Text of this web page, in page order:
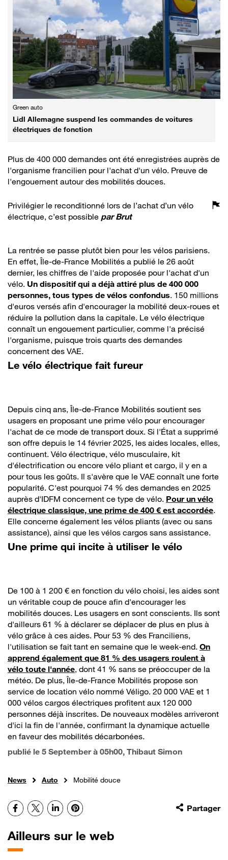
Green auto
Lidl Allemagne suspend les commandes de voitures
électriques de fonction
Plus de 400 000 demandes ont été enregistrées auprès de
l'organisme francilien pour l'achat d'un vélo. Preuve de
l'engouement autour des mobilités douces.
Privilégier le reconditionné lors de l’achat d’un vélo
électrique, c’est possible parBrut
La rentrée se passe plutôt bien pour les vélos parisiens.
En effet, Île-de-France Mobilités a publié le 26 août
dernier, les chiffres de l'aide proposée pour l'achat d'un
vélo. Un dispositif qui a déjà attiré plus de 400 000
personnes, tous types de vélos confondus. 150 millions
d'euros versés afin d'encourager la mobilité deux-roues et
réduire la pollution dans la capitale. Le vélo électrique
connaît un engouement particulier, comme l'a précisé
l'organisme, puisque trois quarts des demandes
concernent des VAE.
Le vélo électrique fait fureur
Depuis cinq ans, Île-de-France Mobilités soutient ses
usagers en proposant une prime vélo pour encourager
l'achat de ce mode de transport doux. Si l'État a supprimé
son offre depuis le 14 février 2025, les aides locales, elles,
continuent. Vélo électrique, vélo musculaire, kit
d'électrification ou encore vélo pliant et cargo, il y en a
pour tous les goûts. Il s'avère que le VAE connaît une forte
popularité. C'est pourquoi 74 % des demandes en 2025
auprès d'IDFM concernent ce type de vélo. Pour un vélo
électrique classique, une prime de 400 € est accordée.
Elle concerne également les vélos pliants (avec ou sans
assistance), ainsi que les vélos cargos sans assistance.
Une prime qui incite à utiliser le vélo
De 100 à 1 200 € en fonction du vélo choisi, les aides sont
un véritable coup de pouce afin d'encourager les
mobilités douces. Les usagers en sont conscients. Ils sont
d'ailleurs 61 % à déclarer se déplacer de plus en plus à
vélo grâce à ces aides. Pour 53 % des Franciliens,
l'utilisation se fait tant en semaine que le week-end. On
apprend également que 81 % des usagers roulent à
vélo toute l'année, dont 41 % sans se préoccuper de la
météo. De plus, Île-de-France Mobilités propose son
service de location vélo nommé Véligo. 20 000 VAE et 1
000 vélos cargos électriques profitent aux 120 000
personnes déjà inscrites. De nouveaux modèles arriveront
d'ici la fin de l'année, confirmant la dynamique actuelle
en faveur des mobilités décarbonées.
publié le 5 September à 05h00, Thibaut Simon
News Auto Mobilité douce
Partager
Facebook
X LinkedInPinterest
Ailleurs sur le web